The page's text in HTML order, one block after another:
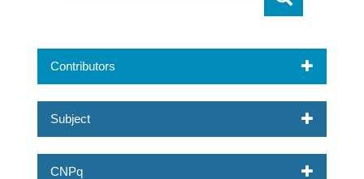
Contributors
Subject
CNPq